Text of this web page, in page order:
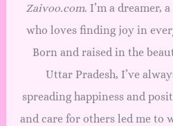
Zaivoo.com. I’m a dreamer,
who loves finding joy in
Born and raised in the
Uttar Pradesh, I’ve
spreading happiness and
and care for others led me to